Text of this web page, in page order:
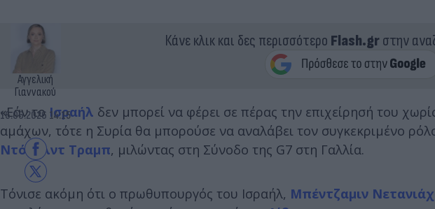
Αγγελική
Γιαννακού
16.06.2026 14:15
Κάνε κλικ και δες περισσότερο Flash.grστην
«Εάν το Ισραήλ δεν μπορεί να φέρει σε πέρας την επιχείρησή του
αμάχων, τότε η Συρία θα μπορούσε να αναλάβει τον συγκεκριμένο
Ντόναλντ Τραμπ, μιλώντας στη Σύνοδο της G7 στη Γαλλία.
Τόνισε ακόμη ότι ο πρωθυπουργός του Ισραήλ, Μπέντζαμιν